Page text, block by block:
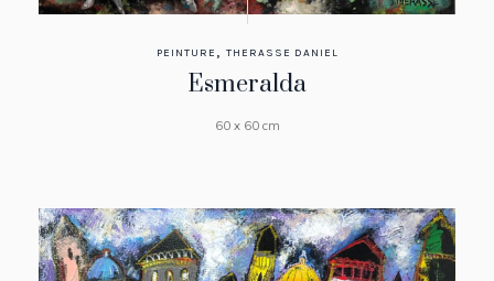
PEINTURE , THERASSE DANIEL
Esmeralda
60 x 60 cm